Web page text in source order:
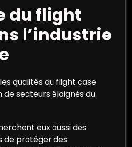
du flight
l’industrie
qualités du flight case
secteurs éloignés du
eux aussi des
de protéger des